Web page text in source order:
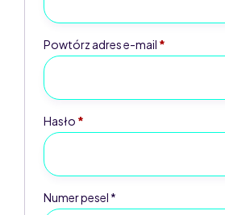
Powtórz adres e-mail *
Hasło *
Numer pesel *